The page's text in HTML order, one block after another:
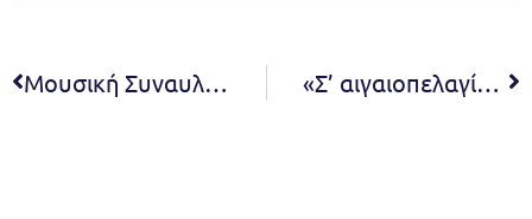
Μουσική Συναυλία: Σεργιάνι στην Παράδοση – Κυριακή 16 Ιουλίου και ώρα 20:30 – Πλατεία Ιερού Ναού Αγίας Μαρίνας «Σ’ αιγαιοπελαγίτικο πηγαίνω ακρογιάλι», Νησιώτικα Τραγούδια και Χοροί από το μουσικό σχήμα Ξέφραγο Αμπέλι – Δευτέρα 17 Ιουλίου στις 9 μ.μ. στην Πλατεία Νέας Πεντέλης